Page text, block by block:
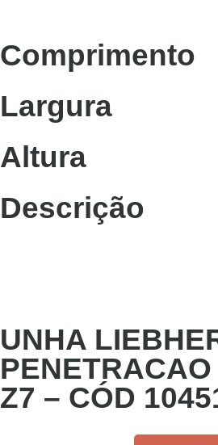
Comprimento
Largura
Altura
Descrição
UNHA
Z7 – CÓD